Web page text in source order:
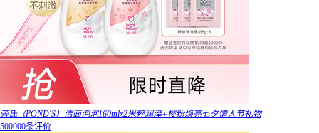
旁氏（POND'S）洁面泡泡160mlx2米粹润泽+樱粉焕亮七夕情人节礼物
500000条评价